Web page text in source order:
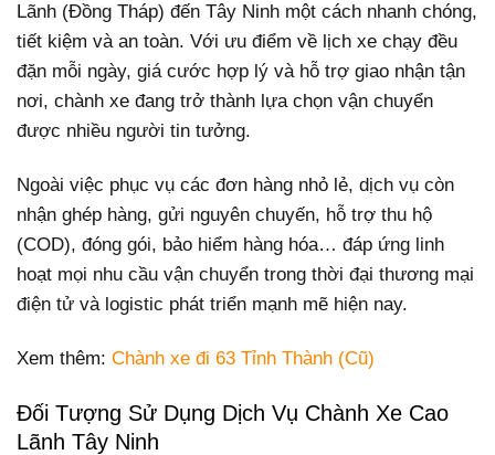
Lãnh (Đồng Tháp) đến Tây Ninh một cách nhanh chóng,
tiết kiệm và an toàn. Với ưu điểm về lịch xe chạy đều
đặn mỗi ngày, giá cước hợp lý và hỗ trợ giao nhận tận
nơi, chành xe đang trở thành lựa chọn vận chuyển
được nhiều người tin tưởng.
Ngoài việc phục vụ các đơn hàng nhỏ lẻ, dịch vụ còn
nhận ghép hàng, gửi nguyên chuyến, hỗ trợ thu hộ
(COD), đóng gói, bảo hiểm hàng hóa… đáp ứng linh
hoạt mọi nhu cầu vận chuyển trong thời đại thương mại
điện tử và logistic phát triển mạnh mẽ hiện nay.
Xem thêm: Chành xe đi 63 Tỉnh Thành (Cũ)
Đối Tượng Sử Dụng Dịch Vụ Chành Xe Cao
Lãnh Tây Ninh